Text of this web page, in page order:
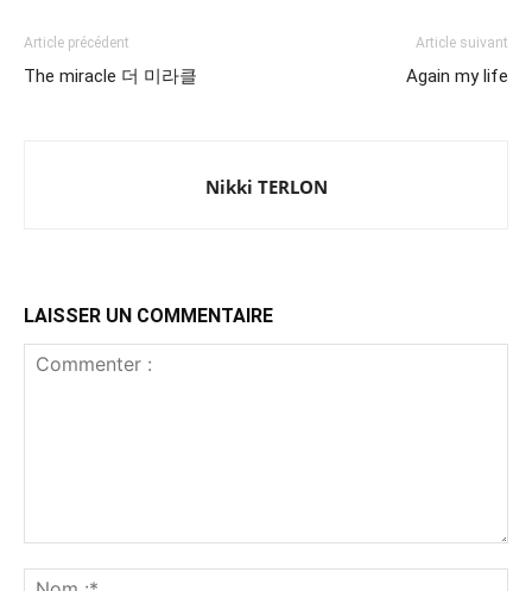
Article précédent
The miracle 더 미라클
Article suivant
Again my life
Nikki TERLON
LAISSER UN COMMENTAIRE